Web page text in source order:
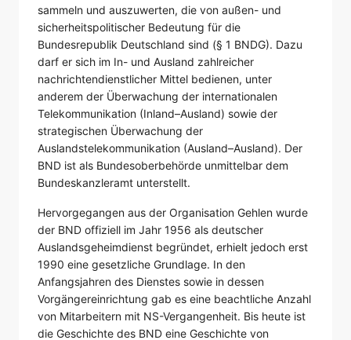
sammeln und auszuwerten, die von außen- und
sicherheitspolitischer Bedeutung für die
Bundesrepublik Deutschland sind (§ 1 BNDG). Dazu
darf er sich im In- und Ausland zahlreicher
nachrichtendienstlicher Mittel bedienen, unter
anderem der Überwachung der internationalen
Telekommunikation (Inland–Ausland) sowie der
strategischen Überwachung der
Auslandstelekommunikation (Ausland–Ausland). Der
BND ist als Bundesoberbehörde unmittelbar dem
Bundeskanzleramt unterstellt.
Hervorgegangen aus der Organisation Gehlen wurde
der BND offiziell im Jahr 1956 als deutscher
Auslandsgeheimdienst begründet, erhielt jedoch erst
1990 eine gesetzliche Grundlage. In den
Anfangsjahren des Dienstes sowie in dessen
Vorgängereinrichtung gab es eine beachtliche Anzahl
von Mitarbeitern mit NS-Vergangenheit. Bis heute ist
die Geschichte des BND eine Geschichte von